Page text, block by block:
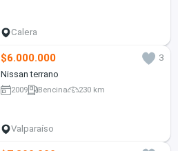
Calera
$6.000.000
3
Nissan terrano
2009 Bencina 230 km
Valparaíso